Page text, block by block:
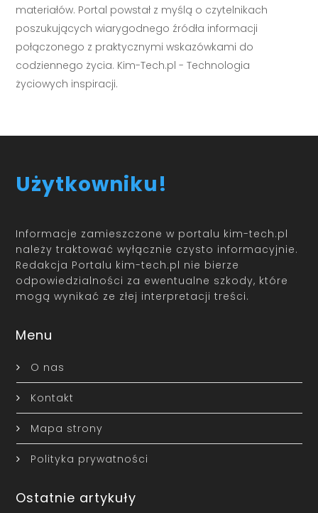
materiałów. Portal powstał z myślą o czytelnikach
poszukujących wiarygodnego źródła informacji
połączonego z praktycznymi wskazówkami do
codziennego życia. Kim-Tech.pl - Technologia
życiowych inspiracji.
Użytkowniku!
Informacje zamieszczone w portalu kim-tech.pl
należy traktować wyłącznie czysto informacyjnie.
Redakcja Portalu kim-tech.pl nie bierze
odpowiedzialności za ewentualne szkody, które
mogą wynikać ze złej interpretacji treści.
Menu
O nas
Kontakt
Mapa strony
Polityka prywatności
Ostatnie artykuły